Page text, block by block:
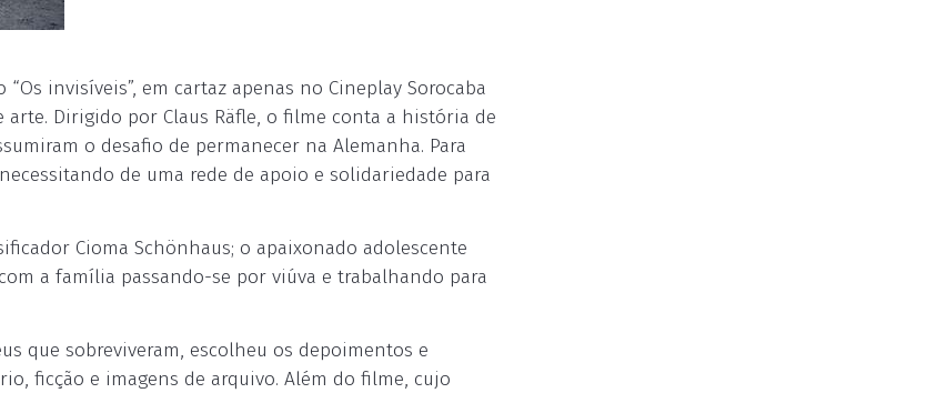
invisíveis”, em cartaz apenas no Cineplay Sorocaba
Dirigido por Claus Räfle, o filme conta a história de
o desafio de permanecer na Alemanha. Para
de uma rede de apoio e solidariedade para
Cioma Schönhaus; o apaixonado adolescente
a família passando-se por viúva e trabalhando para
que sobreviveram, escolheu os depoimentos e
ficção e imagens de arquivo. Além do filme, cujo